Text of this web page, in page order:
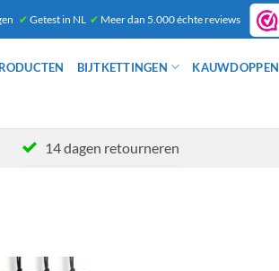
✔ Getest in NL ✔ Meer dan 5.000 échte reviews
BIJTKETTINGEN KAUWDOPPEN
14 dagen retourneren